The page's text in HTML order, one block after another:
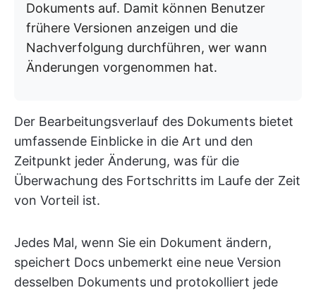
Dokuments auf. Damit können Benutzer
frühere Versionen anzeigen und die
Nachverfolgung durchführen, wer wann
Änderungen vorgenommen hat.
Der Bearbeitungsverlauf des Dokuments bietet
umfassende Einblicke in die Art und den
Zeitpunkt jeder Änderung, was für die
Überwachung des Fortschritts im Laufe der Zeit
von Vorteil ist.
Jedes Mal, wenn Sie ein Dokument ändern,
speichert Docs unbemerkt eine neue Version
desselben Dokuments und protokolliert jede